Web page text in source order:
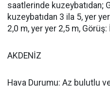
saatlerinde kuzeybatıdan;
kuzeybatıdan 3 ila 5, yer
2,0 m, yer yer 2,5 m, Görüş:
AKDENİZ
Hava Durumu: Az bulutlu